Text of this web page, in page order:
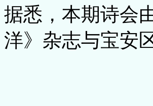
据悉，本期诗会
洋》杂志与宝安